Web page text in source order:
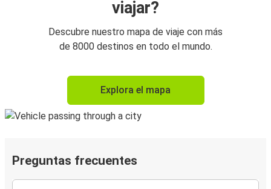
viajar?
Descubre nuestro mapa de viaje con más
de 8000 destinos en todo el mundo.
Explora el mapa
Preguntas frecuentes